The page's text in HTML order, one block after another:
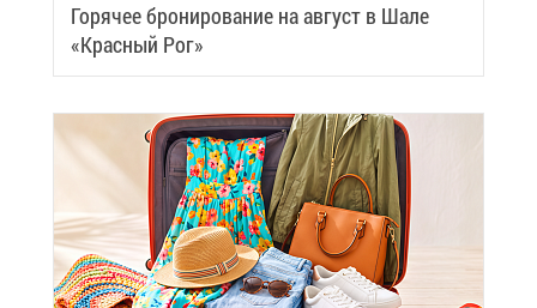
Го­ря­чее бро­ни­ро­ва­ние на ав­густ в Ша­ле
«Крас­ный Рог»